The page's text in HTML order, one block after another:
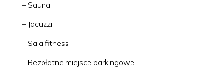
– Sauna
– Jacuzzi
– Sala fitness
– Bezpłatne miejsce parkingowe